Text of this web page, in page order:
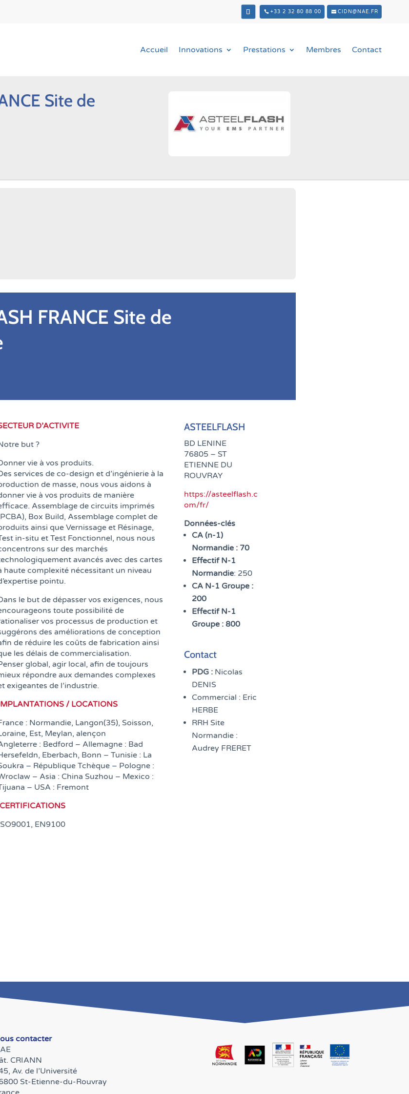
+33 2 32 80 88 00 CIDN@NAE.FR
Accueil Innovations Prestations Membres Contact
Site de
FRANCE Site de
D’ACTIVITE
but ?
vie à vos produits.
services de co-design et d’ingénierie à la
de masse, nous vous aidons à
vie à vos produits de manière
Assemblage de circuits imprimés
Box Build, Assemblage complet de
ainsi que Vernissage et Résinage,
in-situ et Test Fonctionnel, nous nous
sur des marchés
avancés avec des cartes
haute complexité nécessitant un niveau
pointu.
le but de dépasser vos exigences, nous
toute possibilité de
vos processus de production et
des améliorations de conception
de réduire les coûts de fabrication ainsi
les délais de commercialisation.
global, agir local, afin de toujours
répondre aux demandes complexes
exigeantes de l’industrie.
/ LOCATIONS
: Normandie, Langon(35), Soisson,
Est, Meylan, alençon
: Bedford – Allemagne : Bad
Eberbach, Bonn – Tunisie : La
– République Tchèque – Pologne :
– Asia : China Suzhou – Mexico :
– USA : Fremont
CERTIFICATIONS
EN9100
ASTEELFLASH
BD LENINE
76805 – ST
ETIENNE DU
ROUVRAY
https://asteelflash.c
om/fr/
Données-clés
CA (n-1)
Normandie : 70
Effectif N-1
Normandie: 250
CA N-1 Groupe :
200
Effectif N-1
Groupe : 800
Contact
PDG : Nicolas
DENIS
Commercial : Eric
HERBE
RRH Site
Normandie :
Audrey FRERET
contacter
CRIANN
Av. de l’Université
St-Etienne-du-Rouvray